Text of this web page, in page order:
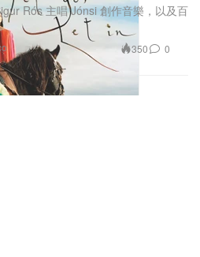
Rós 主唱 Jónsi 創作音樂，以及百
350 0